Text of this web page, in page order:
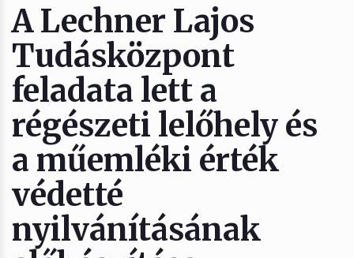
A Lechner Lajos
Tudásközpont
feladata lett a
régészeti lelőhely és
a műemléki érték
védetté
nyilvánításának